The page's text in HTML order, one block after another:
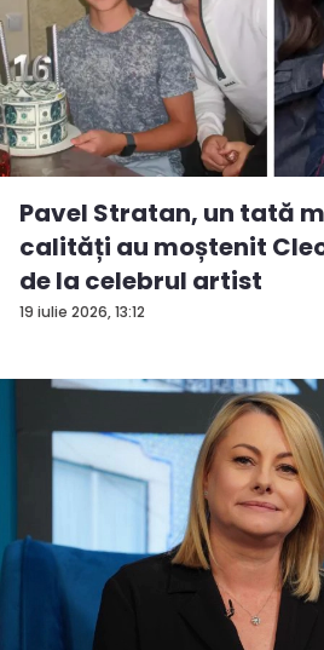
19 iulie 2026, 13:12
Pavel Stratan, un tată
calități au moștenit
de la celebrul artist